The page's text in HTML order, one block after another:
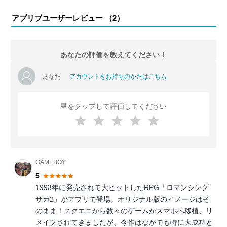
アプリブユーザーレビュー （2）
あなたの評価を教えてください！
あなた アカウントをお持ちのかたはこちら
星をタップして評価してください
GAMEBOY
5
1993年に発売されて大ヒットしたRPG「ロマンシング
サガ2」がアプリで登場。オリジナル版のイメージはそ
のまま！スクエニから数々のゲームがスマホへ移植、リ
メイクされてきましたが、今作はなかでも特に大成功と